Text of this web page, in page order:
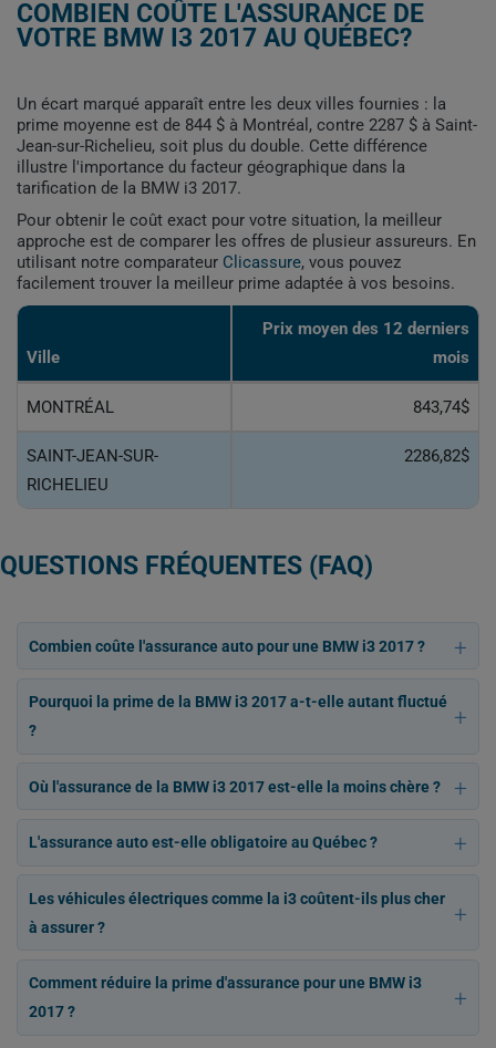
COMBIEN COÛTE L'ASSURANCE DE
VOTRE BMW I3 2017 AU QUÉBEC?
Un écart marqué apparaît entre les deux villes fournies : la
prime moyenne est de 844 $ à Montréal, contre 2287 $ à Saint-
Jean-sur-Richelieu, soit plus du double. Cette différence
illustre l'importance du facteur géographique dans la
tarification de la BMW i3 2017.
Pour obtenir le coût exact pour votre situation, la meilleur
approche est de comparer les offres de plusieur assureurs. En
utilisant notre comparateur Clicassure, vous pouvez
facilement trouver la meilleur prime adaptée à vos besoins.
Ville
Prix ​​moyen des 12 derniers
mois
MONTRÉAL 843,74$
SAINT-JEAN-SUR-
RICHELIEU
2286,82$
QUESTIONS FRÉQUENTES (FAQ)
Combien coûte l'assurance auto pour une BMW i3 2017 ?
Pourquoi la prime de la BMW i3 2017 a-t-elle autant fluctué
?
Où l'assurance de la BMW i3 2017 est-elle la moins chère ?
L'assurance auto est-elle obligatoire au Québec ?
Les véhicules électriques comme la i3 coûtent-ils plus cher
à assurer ?
Comment réduire la prime d'assurance pour une BMW i3
2017 ?